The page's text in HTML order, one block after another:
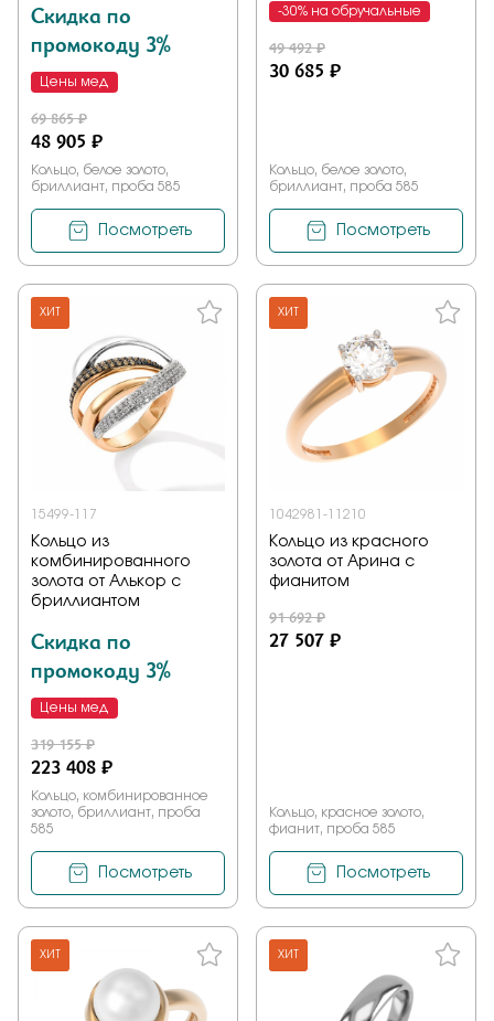
Скидка по
промокоду 3%
Цены мед
69 865 ₽
48 905 ₽
Кольцо, белое золото,
бриллиант, проба 585
Посмотреть
-30% на обручальные
49 492 ₽
30 685 ₽
Кольцо, белое золото,
бриллиант, проба 585
Посмотреть
ХИТ
15499-117
Кольцо из
комбинированного
золота от Алькор с
бриллиантом
Скидка по
промокоду 3%
Цены мед
319 155 ₽
223 408 ₽
Кольцо, комбинированное
золото, бриллиант, проба
585
Посмотреть
ХИТ
1042981-11210
Кольцо из красного
золота от Арина с
фианитом
91 692 ₽
27 507 ₽
Кольцо, красное золото,
фианит, проба 585
Посмотреть
ХИТ ХИТ